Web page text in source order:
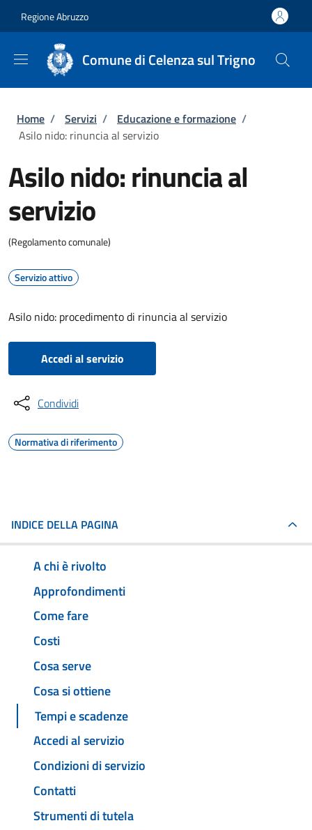
Regione Abruzzo
Comune di Celenza sul Trigno
Briciole di pane
Home / Servizi / Educazione e formazione /
Asilo nido: rinuncia al servizio
Asilo nido: rinuncia al
servizio
(Regolamento comunale)
Servizio attivo
Asilo nido: procedimento di rinuncia al servizio
Accedi al servizio
Condividi
Normativa di riferimento
INDICE DELLA PAGINA
A chi è rivolto
Approfondimenti
Come fare
Costi
Cosa serve
Cosa si ottiene
Tempi e scadenze
Accedi al servizio
Condizioni di servizio
Contatti
Strumenti di tutela